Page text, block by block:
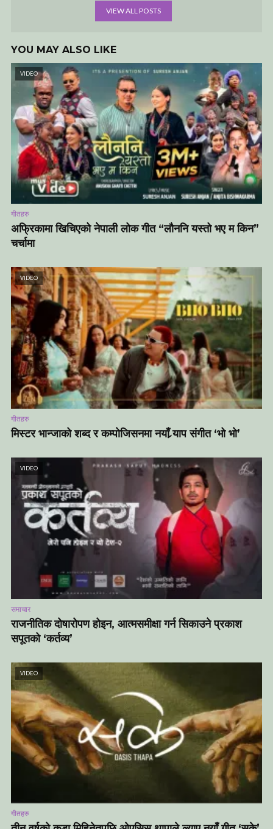
VIEW ALL POSTS
YOU MAY ALSO LIKE
VIDEO
गीतहरु
अफ्रिकामा खिचिएको नेपाली लोक गीत “लौननि यस्तो भए म किन”
चर्चामा
VIDEO
गीतहरु
मिस्टर भान्जाको शब्द र कम्पोजिसनमा नयाँ र्‍याप संगीत ‘भो भो’
VIDEO
समाचार
राजनीतिक दोषारोपण होइन, आत्मसमीक्षा गर्न सिकाउने प्रकाश
सपूतको ‘कर्तव्य’
VIDEO
गीतहरु